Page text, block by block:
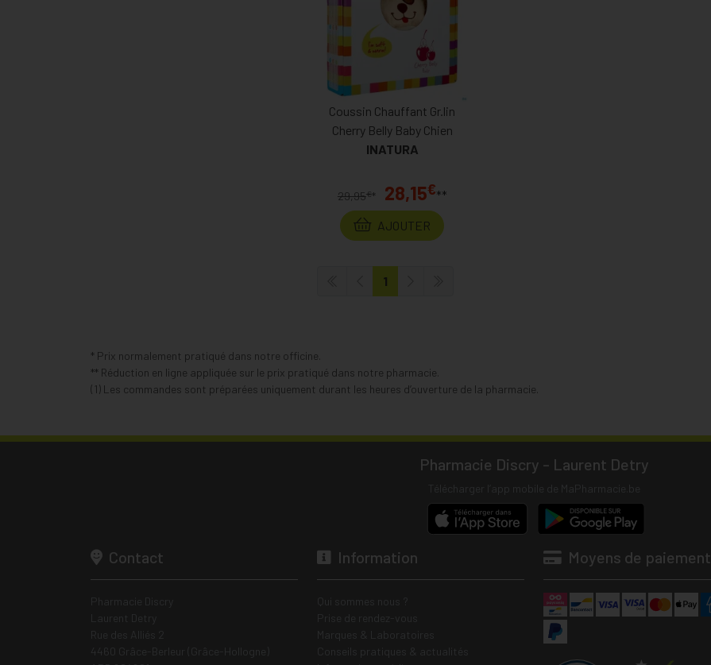
Coussin Chauffant Gr.lin
Cherry Belly Baby Chien
INATURA
29,95€* 28,15€**
AJOUTER
1
* Prix normalement pratiqué dans notre officine.
** Réduction en ligne appliquée sur le prix pratiqué dans notre pharmacie.
(1) Les commandes sont préparées uniquement durant les heures d’ouverture de la pharmacie.
Pharmacie Discry - Laurent Detry
Contact Information Moyens de paiement